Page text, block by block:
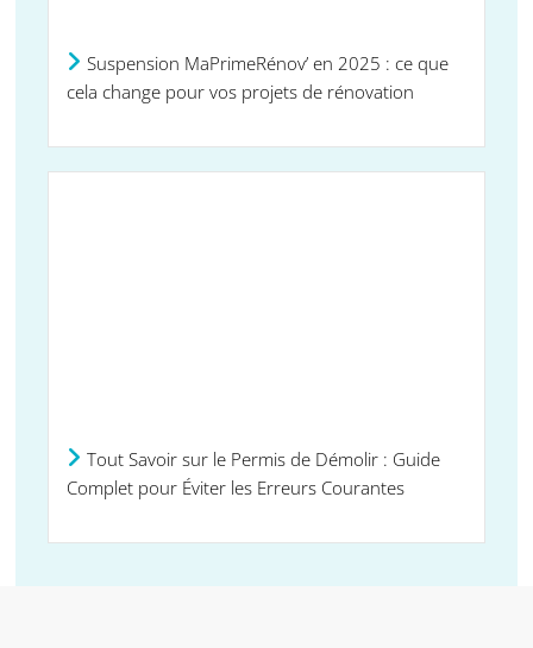
Suspension MaPrimeRénov’ en 2025 : ce que
cela change pour vos projets de rénovation
Tout Savoir sur le Permis de Démolir : Guide
Complet pour Éviter les Erreurs Courantes